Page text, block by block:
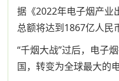
据《2022年电子烟产业
总额将达到1867亿人民
“千烟大战”过后，电子
国，转变为全球最大的